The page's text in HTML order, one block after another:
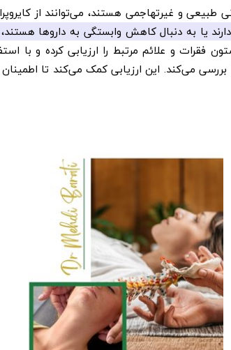
و غیرتهاجمی هستند، می‌توانند از
یا به دنبال کاهش وابستگی به داروها هستند،
و علائم مرتبط را ارزیابی کرده و با
می‌کند. این ارزیابی کمک می‌کند تا